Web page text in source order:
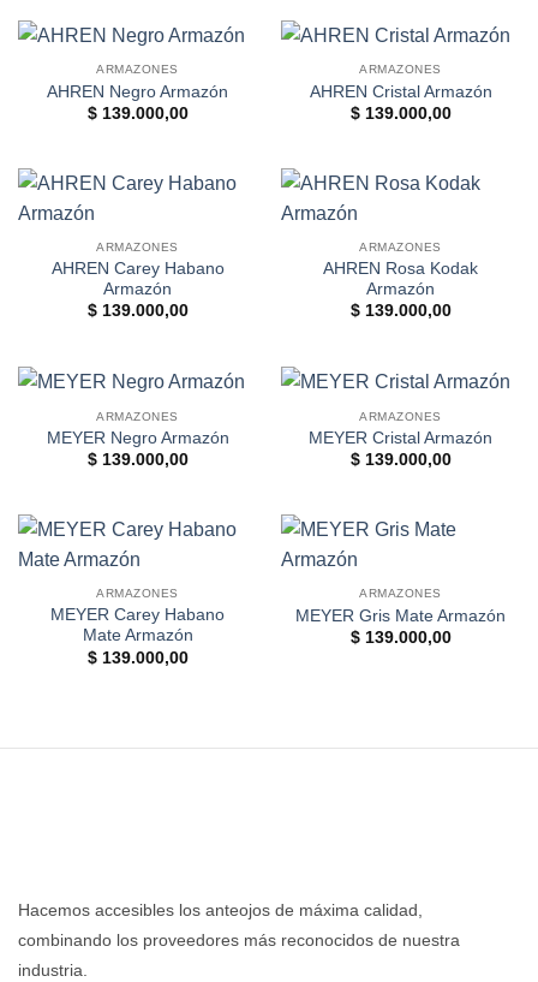
ARMAZONES
AHREN Negro Armazón
$139.000,00
ARMAZONES
AHREN Cristal Armazón
$139.000,00
ARMAZONES
AHREN Carey Habano
Armazón
$139.000,00
ARMAZONES
AHREN Rosa Kodak
Armazón
$139.000,00
ARMAZONES
MEYER Negro Armazón
$139.000,00
ARMAZONES
MEYER Cristal Armazón
$139.000,00
ARMAZONES
MEYER Carey Habano
Mate Armazón
$139.000,00
ARMAZONES
MEYER Gris Mate Armazón
$139.000,00
Hacemos accesibles los anteojos de máxima calidad,
combinando los proveedores más reconocidos de nuestra
industria.